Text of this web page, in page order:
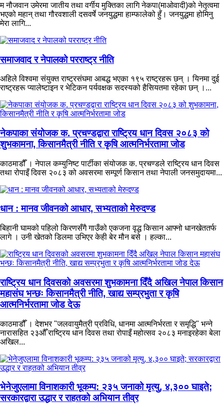
म नौजवान उमेरमा जातीय तथा वर्गीय मुक्तिका लागि नेकपा(माओवादी)को नेतृत्वमा
भएको महान् तथा गौरवशाली दसवर्षे जनयुद्धमा हाम्फालेको हुँ। जनयुद्धमा होमिनु
मेरा लागि...
समाजवाद र नेपालको परराष्ट्र नीति
अहिले विश्वमा संयुक्त राष्ट्रसंघमा आबद्ध भएका १९५ राष्ट्रहरू छन् । यिनमा दुई
राष्ट्रहरू प्यालेष्टाइन र भेटिकन पर्यवक्षक सदस्यको हैसियतमा रहेका छन् ।...
नेकपाका संयोजक क. प्रचण्डद्वारा राष्ट्रिय धान दिवस २०८३ को
शुभकामना, किसानमैत्री नीति र कृषि आत्मनिर्भरतामा जोड
काठमाडौँ । नेपाल कम्युनिष्ट पार्टीका संयोजक क. प्रचण्डले राष्ट्रिय धान दिवस
तथा रोपाइँ दिवस २०८३ को अवसरमा सम्पूर्ण किसान तथा नेपाली जनसमुदायमा...
धान : मानव जीवनको आधार, सभ्यताको मेरुदण्ड
बिहानी घामको पहिलो किरणसँगै गाउँको एकजना वृद्ध किसान आफ्नो धानखेततर्फ
लागे । उनी खेतको डिलमा उभिएर केही बेर मौन बसे । हल्का...
राष्ट्रिय धान दिवसको अवसरमा शुभकामना दिँदै अखिल नेपाल किसान
महासंघ भन्छः किसानमैत्री नीति, खाद्य सम्प्रभुता र कृषि
आत्मनिर्भरतामा जोड देऊ
काठमाडौँ । देशभर "जलवायुमैत्री प्रविधि, धानमा आत्मनिर्भरता र समृद्धि" भन्ने
नारासहित २३औँ राष्ट्रिय धान दिवस तथा रोपाइँ महोत्सव २०८३ मनाइरहेका बेला
अखिल...
भेनेजुएलामा विनाशकारी भूकम्प: २३५ जनाको मृत्यु, ४,३०० घाइते;
सरकारद्वारा उद्धार र राहतको अभियान तीव्र